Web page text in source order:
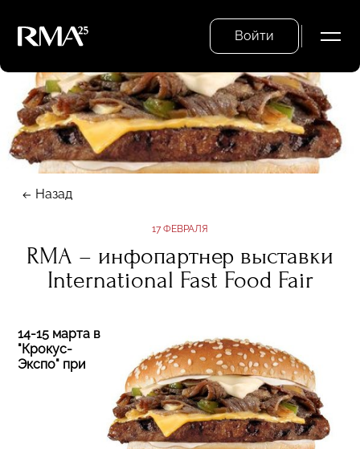
Войти
Назад
17 ФЕВРАЛЯ
RMA – инфопартнер выставки
International Fast Food Fair
14-15 марта в
"Крокус-
Экспо" при